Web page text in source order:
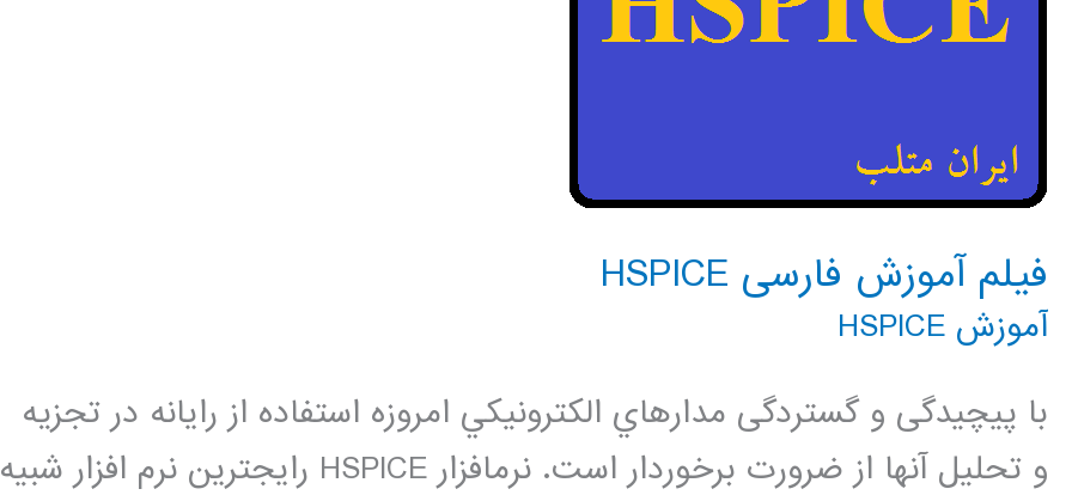
فیلم آموزش فارسی HSPICE
آموزش HSPICE
با پیچیدگی و گستردگی مدارهاي الكترونيكي امروزه استفاده از رایانه در تجزيه
و تحليل آن­ها از ضرورت برخوردار است. نرم­افزار HSPICE رایج­ترین نرم­ افزار شبيه